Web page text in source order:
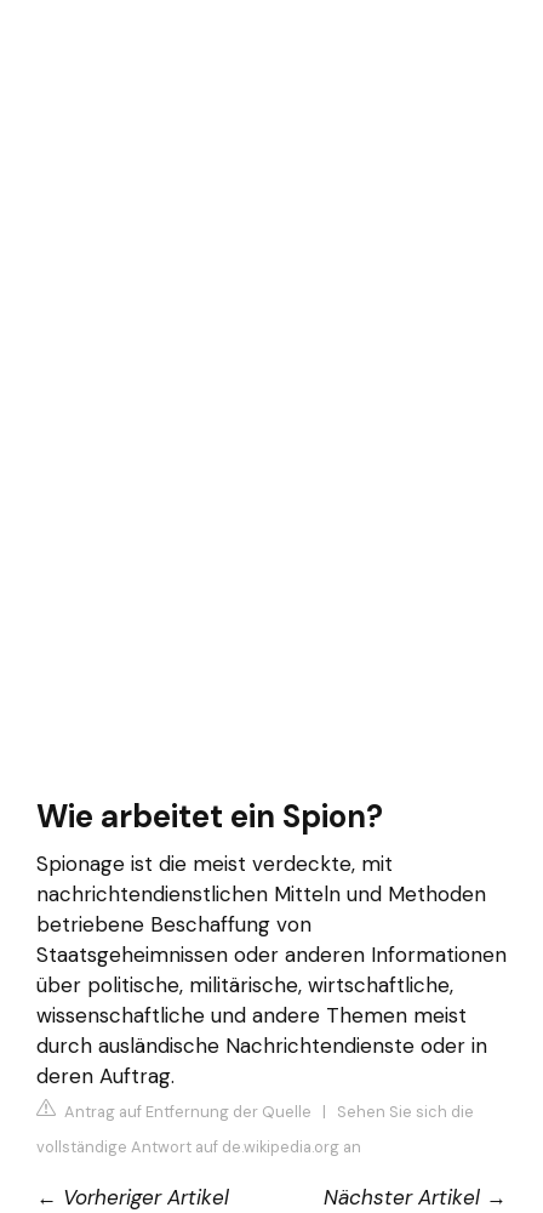
Wie arbeitet ein Spion?
Spionage ist die meist verdeckte, mit
nachrichtendienstlichen Mitteln und Methoden
betriebene Beschaffung von
Staatsgeheimnissen oder anderen Informationen
über politische, militärische, wirtschaftliche,
wissenschaftliche und andere Themen meist
durch ausländische Nachrichtendienste oder in
deren Auftrag.
Antrag auf Entfernung der Quelle | Sehen Sie sich die
vollständige Antwort auf de.wikipedia.org an
← Vorheriger Artikel
Nächster Artikel →